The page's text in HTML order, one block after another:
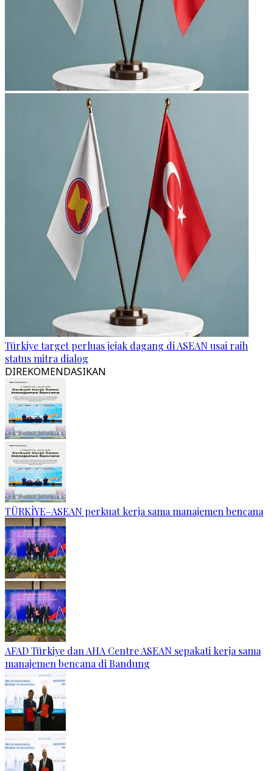
Türkiye target perluas jejak dagang di ASEAN usai raih
status mitra dialog
DIREKOMENDASIKAN
TÜRKİYE–ASEAN perkuat kerja sama manajemen bencana
AFAD Türkiye dan AHA Centre ASEAN sepakati kerja sama
manajemen bencana di Bandung